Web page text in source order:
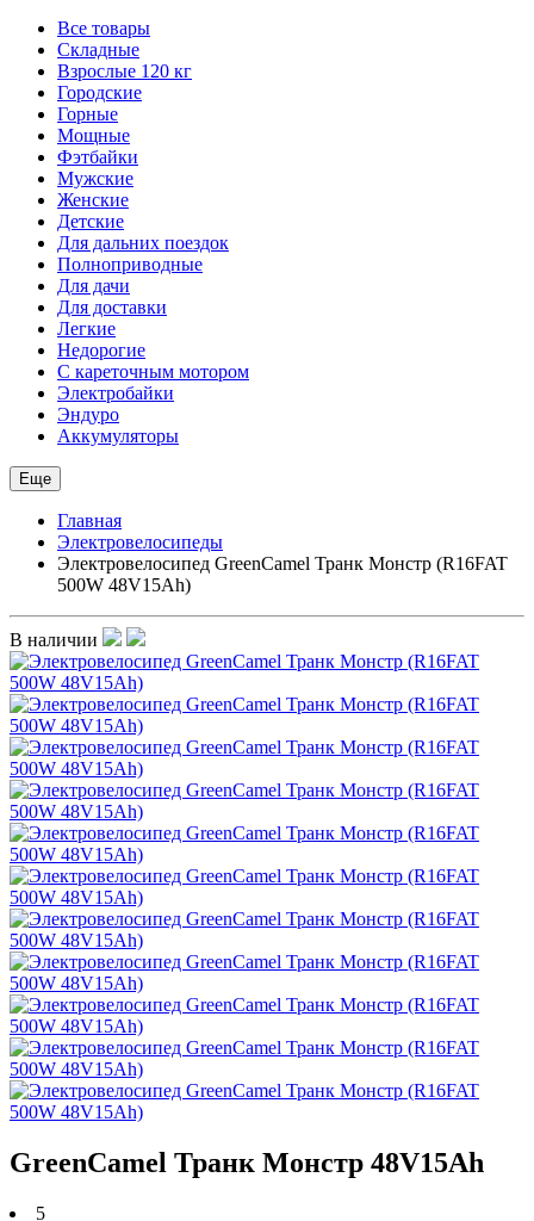
Все товары
Складные
Взрослые 120 кг
Городские
Горные
Мощные
Фэтбайки
Мужские
Женские
Детские
Для дальних поездок
Полноприводные
Для дачи
Для доставки
Легкие
Недорогие
С кареточным мотором
Электробайки
Эндуро
Аккумуляторы
Еще
Главная
Электровелосипеды
Электровелосипед GreenCamel Транк Монстр (R16FAT
500W 48V15Ah)
В наличии
GreenCamel Транк Монстр 48V15Ah
5